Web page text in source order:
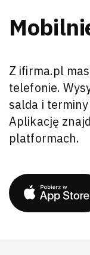
Z ifirma.pl
telefonie.
salda i
Aplikację
platformach.